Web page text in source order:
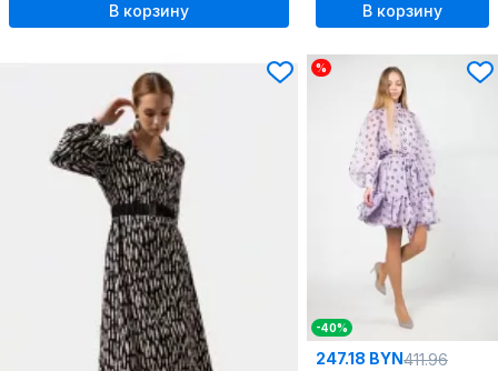
В корзину В корзину
%
-40%
247.18 BYN411.96